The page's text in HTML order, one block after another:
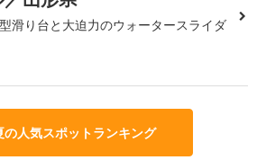
滑り台と大迫力のウォータースライダ
の人気スポットランキング